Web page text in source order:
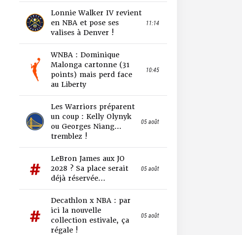
Lonnie Walker IV revient
en NBA et pose ses
valises à Denver !
11:14
WNBA : Dominique
Malonga cartonne (31
points) mais perd face
au Liberty
10:45
Les Warriors préparent
un coup : Kelly Olynyk
ou Georges Niang…
tremblez !
05 août
LeBron James aux JO
2028 ? Sa place serait
déjà réservée...
05 août
Decathlon x NBA : par
ici la nouvelle
collection estivale, ça
régale !
05 août